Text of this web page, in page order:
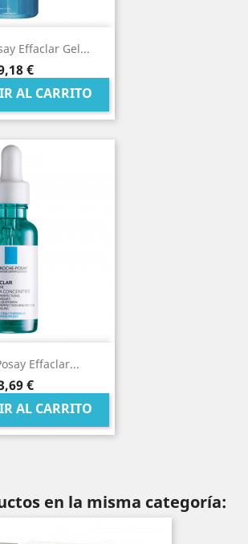
Effaclar Gel...
€
AL CARRITO
Effaclar...
€
AL CARRITO
en la misma categoría: